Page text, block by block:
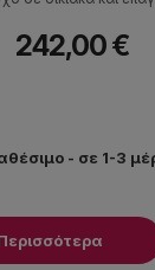
242,00 €
- σε 1-3